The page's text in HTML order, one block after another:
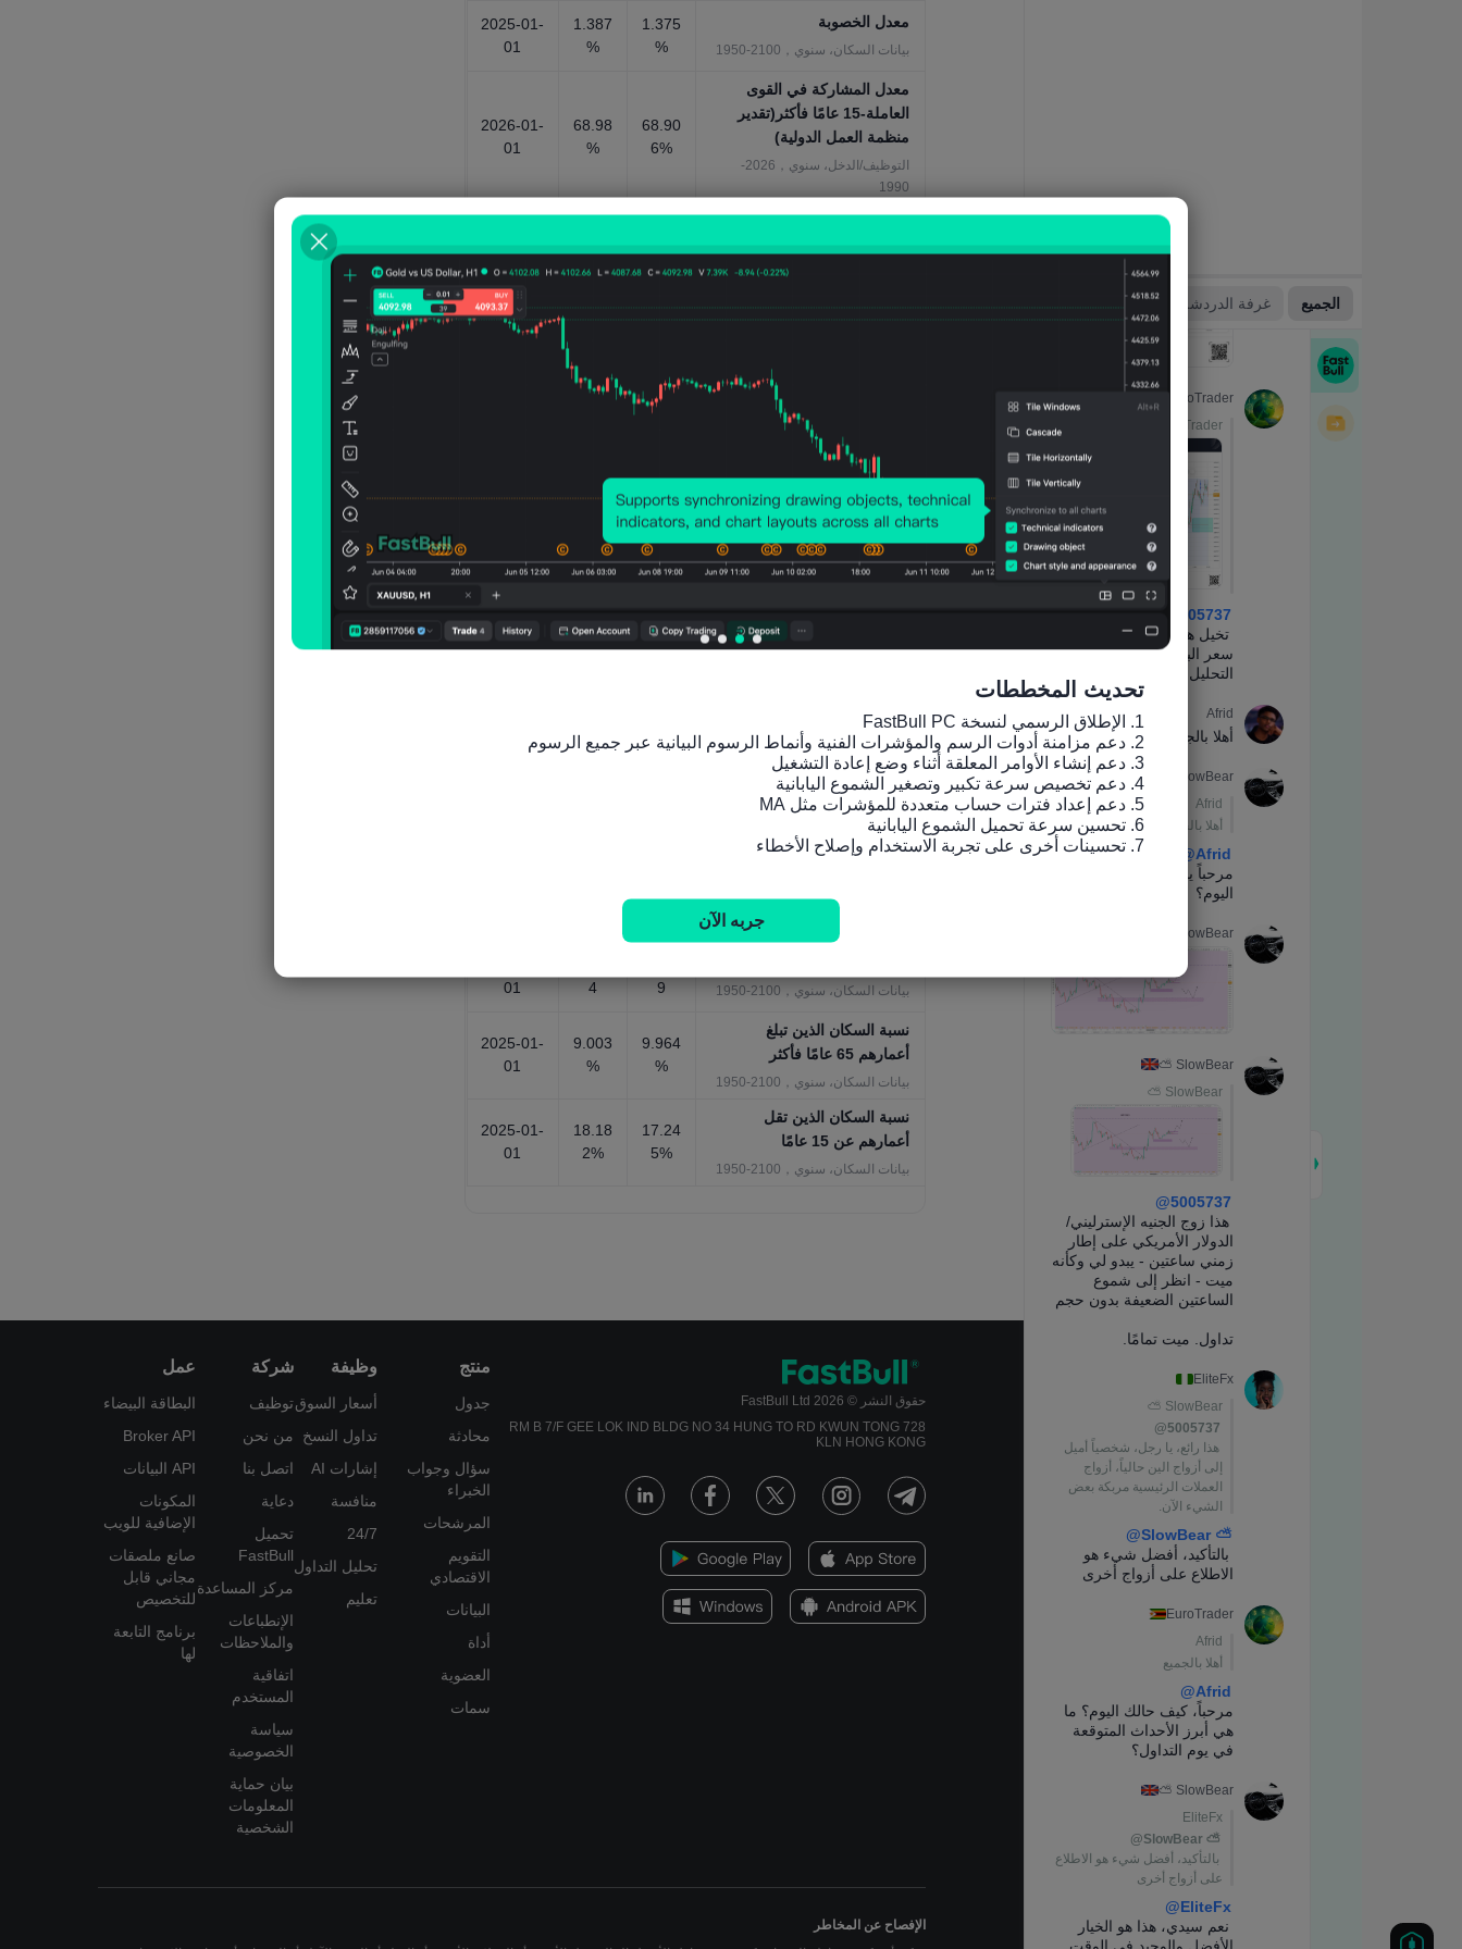
معدل الخصوبة
بيانات السكان، سنوي，2100-1950
1.375
%
1.387
%
2025-01-
01
معدل المشاركة في القوى
العاملة-15 عامًا فأكثر(تقدير
منظمة العمل الدولية)
التوظيف/الدخل، سنوي，2026-
1990
68.90
6%
68.98
%
2026-01-
01
عامًا(تقدير منظمة العمل
التوظيف/الدخل، سنوي，2026-
75.81
75.62
2026-01-
01
معدل المشاركة في القوى
العاملة-من 25 إلى 54
عامًا(تقدير منظمة العمل
الدولية)
التوظيف/الدخل، سنوي，2026-
1990
بيانات السكان، سنوي，2100-1950
11.01
8%
11.41
7%
01
معدل النمو السكاني
0.17%
0.205
%
2026-01-
01
معدل الهجرة الصافي
بيانات السكان، سنوي，2100-1950
-0.129
2025-01-
معدل الوفيات الخام
بيانات السكان، سنوي，2100-1950
بيانات السكان، سنوي，2100-1950
9
4
01
نسبة السكان الذين تبلغ
أعمارهم 65 عامًا فأكثر
بيانات السكان، سنوي，2100-1950
9.964
%
9.003
%
2025-01-
01
نسبة السكان الذين تقل
أعمارهم عن 15 عامًا
بيانات السكان، سنوي，2100-1950
17.24
5%
18.18
2%
2025-01-
01
معدل الوفيات الخام
نسبة إعالة الطفل
عامًا فأكثر
نسبة السكان الذين تقل أعمارهم عن
15 عامًا
حقوق النشر © 2026 FastBull Ltd
728 RM B 7/F GEE LOK IND BLDG NO 34 HUNG TO RD KWUN TONG
KLN HONG KONG
منتج
جدول
محادثة
سؤال وجواب
الخبراء
المرشحات
التقويم
الاقتصادي
البيانات
أداة
العضوية
سمات
وظيفة
أسعار السوق
تداول النسخ
إشارات AI
منافسة
24/7
تحليل التداول
تعليم
شركة
توظيف
من نحن
اتصل بنا
دعاية
تحميل
FastBull
مركز المساعدة
الإنطباعات
والملاحظات
اتفاقية
المستخدم
سياسة
الخصوصية
بيان حماية
المعلومات
الشخصية
عمل
البطاقة البيضاء
Broker API
API البيانات
المكونات
الإضافية للويب
صانع ملصقات
مجاني قابل
للتخصيص
برنامج التابعة
لها
الإفصاح عن المخاطر
تحديث المخططات
7. تحسينات أخرى على تجربة الاستخدام وإصلاح الأخطاء
جربه الآن